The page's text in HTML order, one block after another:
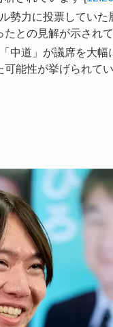
勢力に投票していた
との見解が示され
中道」が議席を大
能性が挙げられて